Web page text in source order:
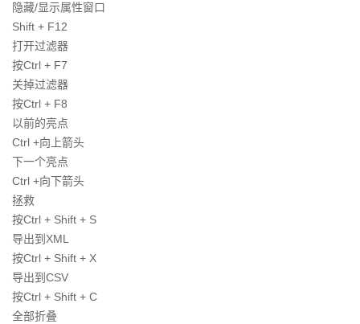
隐藏/显示属性窗口
Shift + F12
打开过滤器
按Ctrl + F7
关掉过滤器
按Ctrl + F8
以前的亮点
Ctrl +向上箭头
下一个亮点
Ctrl +向下箭头
拯救
按Ctrl + Shift + S
导出到XML
按Ctrl + Shift + X
导出到CSV
按Ctrl + Shift + C
全部折叠